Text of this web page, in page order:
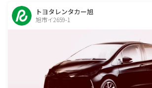
トヨタレンタカー旭
旭市イ2659-1